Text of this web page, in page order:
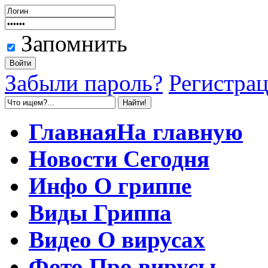
Запомнить
Забыли пароль?
ГлавнаяНа главную
Новости Сегодня
Инфо О гриппе
Виды Гриппа
Видео О вирусах